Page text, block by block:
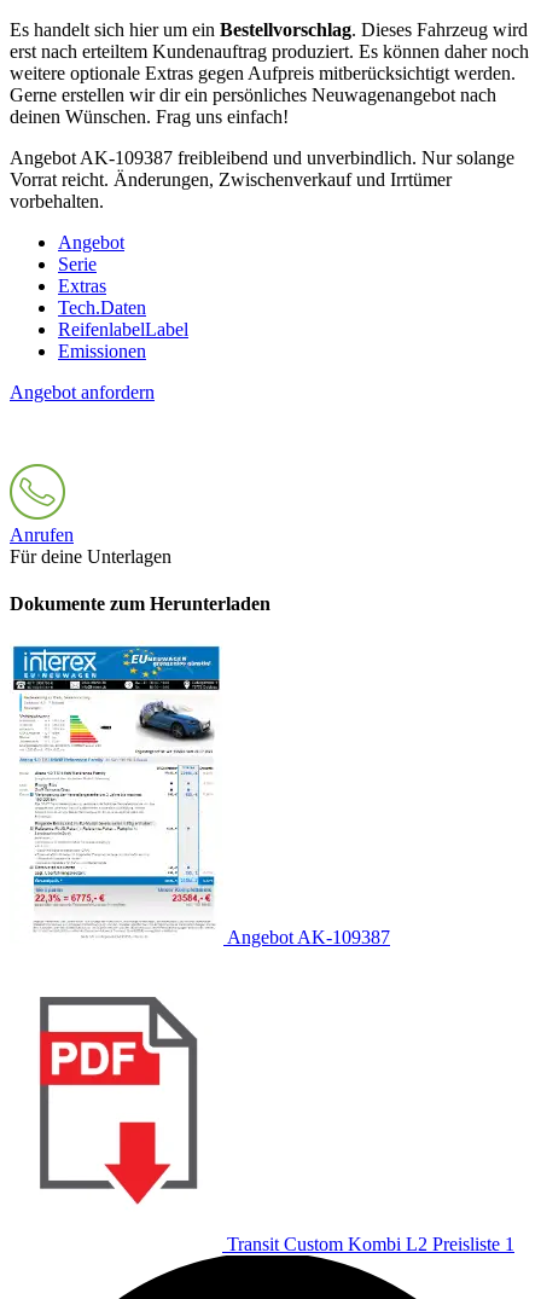
Es handelt sich hier um ein Bestellvorschlag. Dieses Fahrzeug wird
erst nach erteiltem Kundenauftrag produziert. Es können daher noch
weitere optionale Extras gegen Aufpreis mitberücksichtigt werden.
Gerne erstellen wir dir ein persönliches Neuwagenangebot nach
deinen Wünschen. Frag uns einfach!
Angebot AK-109387 freibleibend und unverbindlich. Nur solange
Vorrat reicht. Änderungen, Zwischenverkauf und Irrtümer
vorbehalten.
Angebot
Serie
Extras
Tech.Daten
ReifenlabelLabel
Emissionen
Angebot anfordern
Anrufen
Für deine Unterlagen
Dokumente zum Herunterladen
Angebot AK-109387
Transit Custom Kombi L2 Preisliste 1